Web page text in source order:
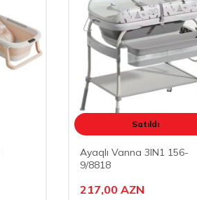
Satıldı
Ayaqlı Vanna 3IN1 156-
9/8818
217,00 AZN